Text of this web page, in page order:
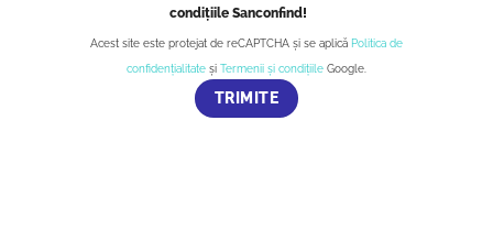
condițiile Sanconfind!
Acest site este protejat de reCAPTCHA și se aplică Politica de
confidențialitate și Termenii și condițiile Google.